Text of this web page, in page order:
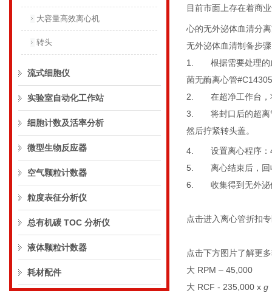
大容量高效离心机
转头
流式细胞仪
实验室自动化工作站
细胞计数及活率分析
微型生物反应器
空气颗粒计数器
粒度表征分析仪
总有机碳 TOC 分析仪
液体颗粒计数器
耗材配件
目前市面上存在着商
心的无外泌体血清分
无外泌体血清制备步
1. 根据需要处理
菌无酶离心管#C14305
2. 在超净工作台
3. 将封口后的超
然后拧紧转头盖。
4. 设置离心程序：
5. 离心结束后，
6. 收集得到无外
点击进入离心管折扣
点击下方图片了解更
大 RPM – 45,000
大 RCF - 235,000 x g